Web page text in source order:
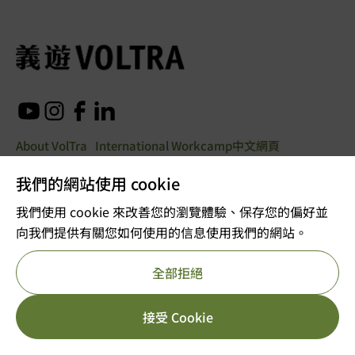
我們的網站使用 cookie
我們使用 cookie 來改善您的瀏覽體驗、保存您的偏好並
向我們提供有關您如何使用的信息使用我們的網站。
接受 Cookie
全部拒絕
About VolTra International Workcamp中文網頁
© Copyright 2025. All rights
reserved
Company registration 53610456
Charitable organizations exempted from tax
Reference number: 91/11726
Privacy Policy